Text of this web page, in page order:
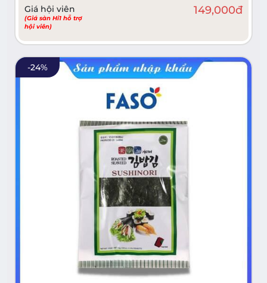
Giá hội viên
(Giá sàn Hi1 hỗ trợ
hội viên)
149,000đ
-24%